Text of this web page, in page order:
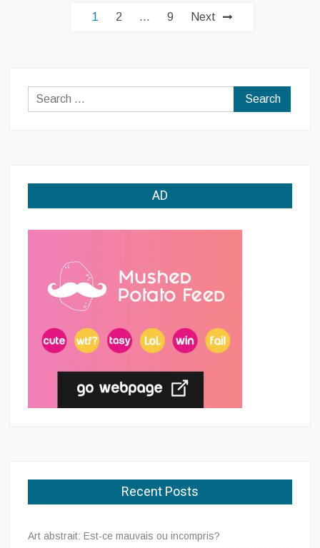
Antiquitätenladen
1 2 … 9 Next
Search
for:
AD
Recent Posts
Art abstrait: Est-ce mauvais ou incompris?